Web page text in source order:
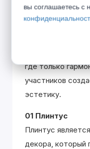
SONATA –
великими
одноименного
похож на
где только
участников
эстетику.
01 Плинтус
Плинтус
декора, который
вы соглашаетесь с